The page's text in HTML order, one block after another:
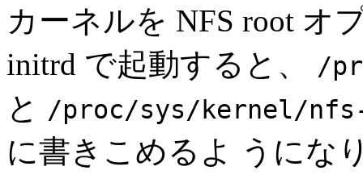
カーネルを NFS root オ
initrd で起動すると、
/
と /proc/sys/kernel/
に書きこめるよ うにな